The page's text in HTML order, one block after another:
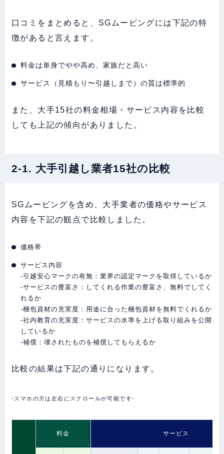
口コミをまとめると、SGムービングには下記の特
徴があると言えます。
料金は単身でやや高め、家族だと高い
サービス（見積もり〜引越しまで）の質は標準的
また、大手15社の料金相場・サービス内容を比較
しても上記の傾向がありました。
2-1. 大手引越し業者15社の比較
SGムービングを含め、大手業者の価格やサービス
内容を下記の観点で比較しました。
価格帯
サービス内容
-引越安心マークの有無：業界の認定マークを取得しているか
-サービスの豊富さ：してくれる作業の豊富さ、無料でしてく
れるか
-梱包資材の充実度：用途に合った梱包資材を無料でくれるか
-社内教育の充実度：サービスの水準を上げる取り組みを公開
しているか
-補償：壊されたものを補償してもらえるか
比較の結果は下記の通りになります。
-スマホの方は左右にスクロールが可能です-
料金 サービス